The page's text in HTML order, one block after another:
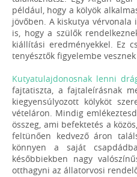
például, hogy a kölyök
jövőben. A kiskutya
is, hogy a szülők
kiállítási eredményekkel. Ez
tenyésztők figyelembe
Kutyatulajdonosnak lenni
fajtatiszta, a fajtaleírásnak
kiegyensúlyozott kölyköt
vételáron. Mindig
összeg, ami befektetés a
feltünően kedvező áron
könnyen a saját
későbbiekben nagy
otthagyni az állatorvosi